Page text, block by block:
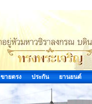
ขายตรง ประกัน ยานยนต์